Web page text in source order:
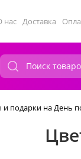
нас Доставка
и подарки на День